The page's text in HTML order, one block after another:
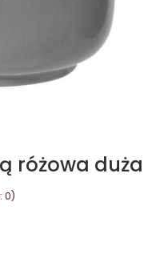
różowa duża
0)